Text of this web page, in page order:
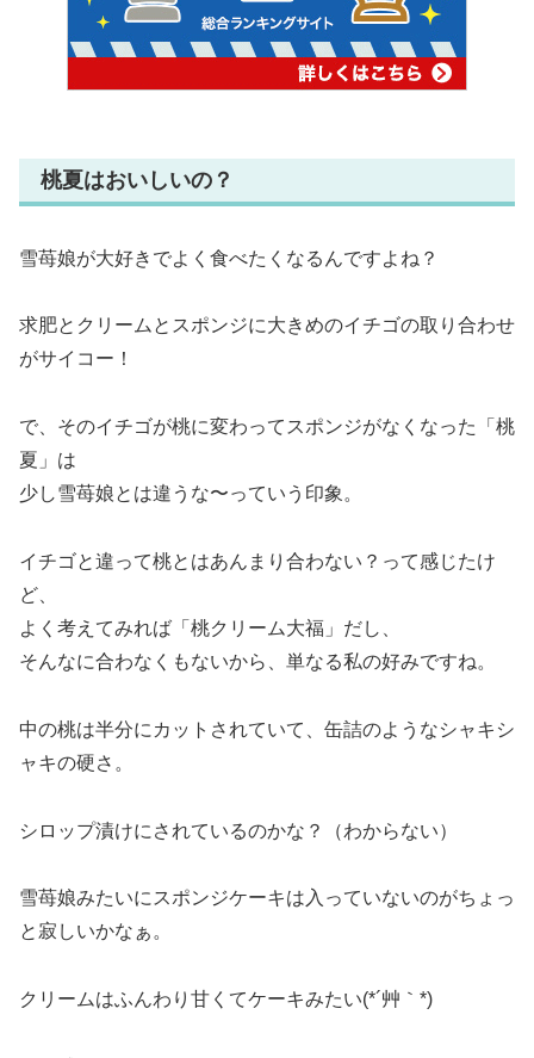
桃夏はおいしいの？
雪苺娘が大好きでよく食べたくなるんですよね？
求肥とクリームとスポンジに大きめのイチゴの取り合わせ
がサイコー！
で、そのイチゴが桃に変わってスポンジがなくなった「桃
夏」は
少し雪苺娘とは違うな〜っていう印象。
イチゴと違って桃とはあんまり合わない？って感じたけ
ど、
よく考えてみれば「桃クリーム大福」だし、
そんなに合わなくもないから、単なる私の好みですね。
中の桃は半分にカットされていて、缶詰のようなシャキシ
ャキの硬さ。
シロップ漬けにされているのかな？（わからない）
雪苺娘みたいにスポンジケーキは入っていないのがちょっ
と寂しいかなぁ。
クリームはふんわり甘くてケーキみたい(*´艸｀*)